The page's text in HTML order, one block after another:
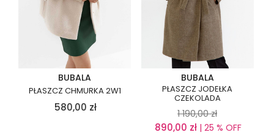
BUBALA
PŁASZCZ CHMURKA 2W1
580,00 zł
BUBALA
PŁASZCZ JODEŁKA
CZEKOLADA
1 190,00 zł
890,00 zł | 25 % OFF